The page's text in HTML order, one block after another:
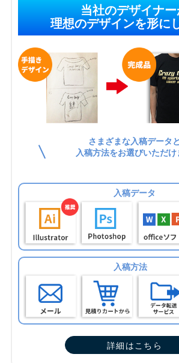
当社のデザイナ
理想のデザインを形に
さまざまな入稿データと
入稿方法をお選びいただけ
入稿データ
入稿方法
詳細はこちら